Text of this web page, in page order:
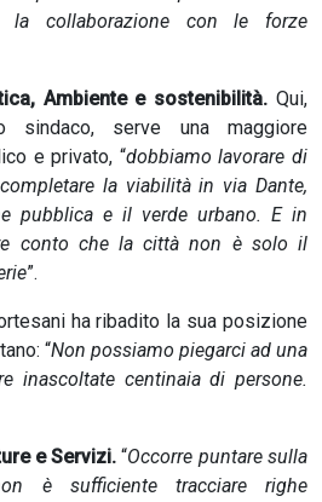
la collaborazione con le forze
Ambiente e sostenibilità. Qui,
sindaco, serve una maggiore
e privato, “dobbiamo lavorare di
la viabilità in via Dante,
pubblica e il verde urbano. E in
conto che la città non è solo il
”.
ha ribadito la sua posizione
“Non possiamo piegarci ad una
inascoltate centinaia di persone.
e Servizi. “Occorre puntare sulla
è sufficiente tracciare righe